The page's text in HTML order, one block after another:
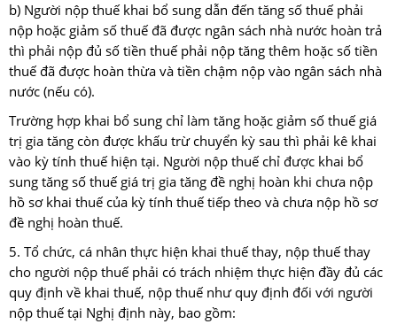
b) Người nộp thuế khai bổ sung dẫn đến tăng số thuế phải
nộp hoặc giảm số thuế đã được ngân sách nhà nước hoàn trả
thì phải nộp đủ số tiền thuế phải nộp tăng thêm hoặc số tiền
thuế đã được hoàn thừa và tiền chậm nộp vào ngân sách nhà
nước (nếu có).
Trường hợp khai bổ sung chỉ làm tăng hoặc giảm số thuế giá
trị gia tăng còn được khấu trừ chuyển kỳ sau thì phải kê khai
vào kỳ tính thuế hiện tại. Người nộp thuế chỉ được khai bổ
sung tăng số thuế giá trị gia tăng đề nghị hoàn khi chưa nộp
hồ sơ khai thuế của kỳ tính thuế tiếp theo và chưa nộp hồ sơ
đề nghị hoàn thuế.
5. Tổ chức, cá nhân thực hiện khai thuế thay, nộp thuế thay
cho người nộp thuế phải có trách nhiệm thực hiện đầy đủ các
quy định về khai thuế, nộp thuế như quy định đối với người
nộp thuế tại Nghị định này, bao gồm: